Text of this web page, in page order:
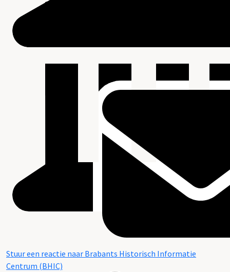
Stuur een reactie naar Brabants Historisch Informatie
Centrum (BHIC)